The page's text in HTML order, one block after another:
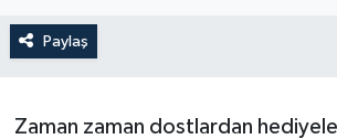
Paylaş
Zaman zaman dostlardan
GÜNCEL
Tüm Manşetler